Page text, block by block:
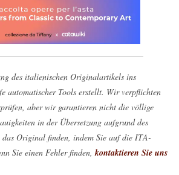
des italienischen Originalartikels ins
automatischer Tools erstellt. Wir verpflichten
aber wir garantieren nicht die völlige
in der Übersetzung aufgrund des
das Original finden, indem Sie auf die ITA-
Sie einen Fehler finden, kontaktieren Sie uns